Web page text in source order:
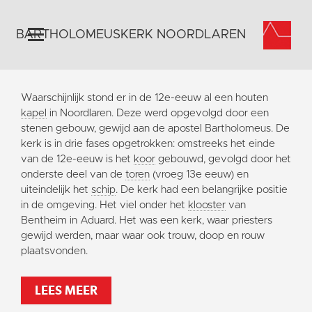
Home
Algemeen
Historie
Omgeving
Activiteiten
Steun ons
Contact
Vaktaal
BARTHOLOMEUSKERK NOORDLAREN
Waarschijnlijk stond er in de 12e-eeuw al een houten
kapel in Noordlaren. Deze werd opgevolgd door een
stenen gebouw, gewijd aan de apostel Bartholomeus. De
kerk is in drie fases opgetrokken: omstreeks het einde
van de 12e-eeuw is het koor gebouwd, gevolgd door het
onderste deel van de toren (vroeg 13e eeuw) en
uiteindelijk het schip. De kerk had een belangrijke positie
in de omgeving. Het viel onder het klooster van
Bentheim in Aduard. Het was een kerk, waar priesters
gewijd werden, maar waar ook trouw, doop en rouw
plaatsvonden.
LEES MEER